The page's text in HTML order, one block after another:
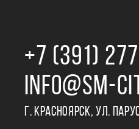
+7 (391)
INFO@SM-
Г. КРАСНОЯРСК, УЛ.